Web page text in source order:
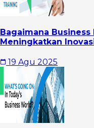
Bagaimana
Meningkatkan
19 Agu 2025